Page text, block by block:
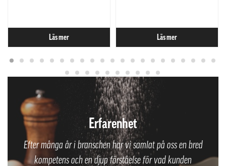
Läs mer Läs mer
Erfarenhet
Efter många år i branschen har vi samlat på oss en bred
kompetens och en djup förståelse för vad kunden